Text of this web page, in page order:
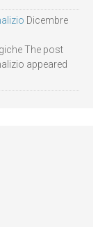
Dicembre
The post
appeared